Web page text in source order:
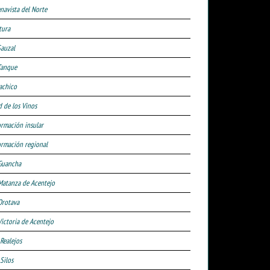
del Norte
de los Vinos
insular
regional
de Acentejo
de Acentejo